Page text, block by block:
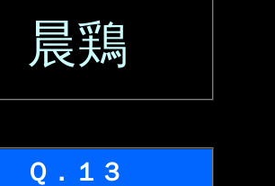
晨鶏
Ｑ．１３